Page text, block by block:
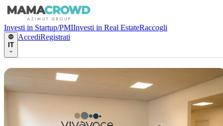
Investi in Startup/PMIInvesti in Real EstateRaccogli
IT
AccediRegistrati